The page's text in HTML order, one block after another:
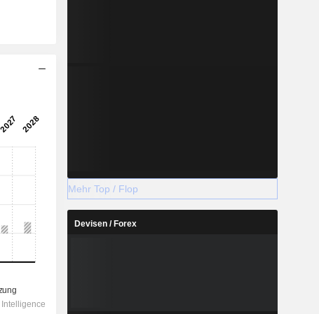
Mehr Top / Flop
Devisen / Forex